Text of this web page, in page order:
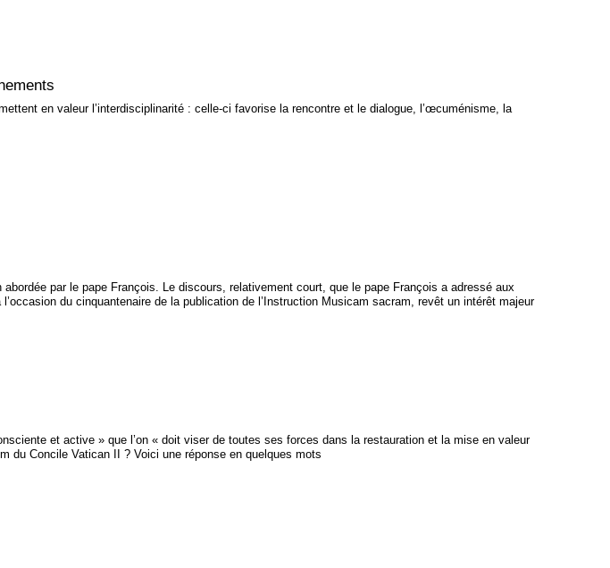
en valeur l’interdisciplinarité : celle-ci favorise la rencontre et le dialogue, l’œcuménisme, la
par le pape François. Le discours, relativement court, que le pape François a adressé aux
du cinquantenaire de la publication de l’Instruction Musicam sacram, revêt un intérêt majeur
et active » que l’on « doit viser de toutes ses forces dans la restauration et la mise en valeur
du Concile Vatican II ? Voici une réponse en quelques mots